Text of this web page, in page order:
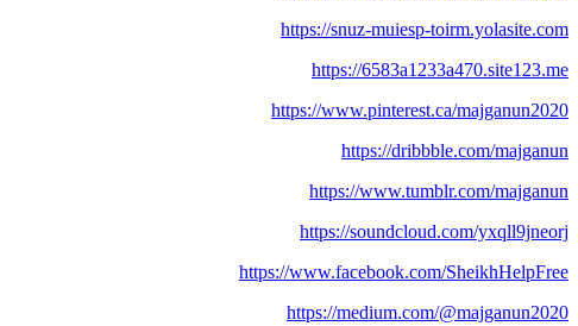
https://snuz-muiesp-toirm.yolasite.com
https://6583a1233a470.site123.me
https://www.pinterest.ca/majganun2020
https://dribbble.com/majganun
https://www.tumblr.com/majganun
https://soundcloud.com/yxqll9jneorj
https://www.facebook.com/SheikhHelpFree
https://medium.com/@majganun2020